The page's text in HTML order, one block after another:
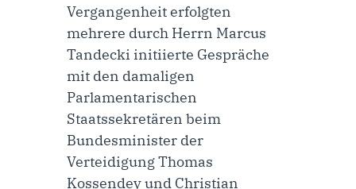
Vergangenheit erfolgten
mehrere durch Herrn Marcus
Tandecki initiierte Gespräche
mit den damaligen
Parlamentarischen
Staatssekretären beim
Bundesminister der
Verteidigung Thomas
Kossendey und Christian